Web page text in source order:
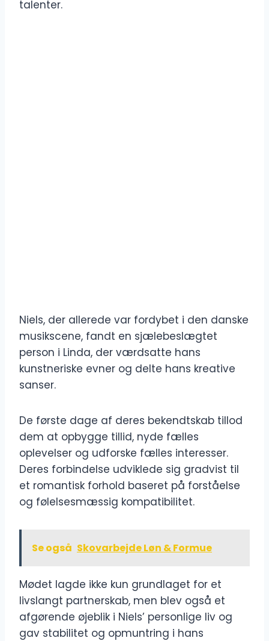
talenter.
Niels, der allerede var fordybet i den danske
musikscene, fandt en sjælebeslægtet
person i Linda, der værdsatte hans
kunstneriske evner og delte hans kreative
sanser.
De første dage af deres bekendtskab tillod
dem at opbygge tillid, nyde fælles
oplevelser og udforske fælles interesser.
Deres forbindelse udviklede sig gradvist til
et romantisk forhold baseret på forståelse
og følelsesmæssig kompatibilitet.
Se også Skovarbejde Løn & Formue
Mødet lagde ikke kun grundlaget for et
livslangt partnerskab, men blev også et
afgørende øjeblik i Niels’ personlige liv og
gav stabilitet og opmuntring i hans